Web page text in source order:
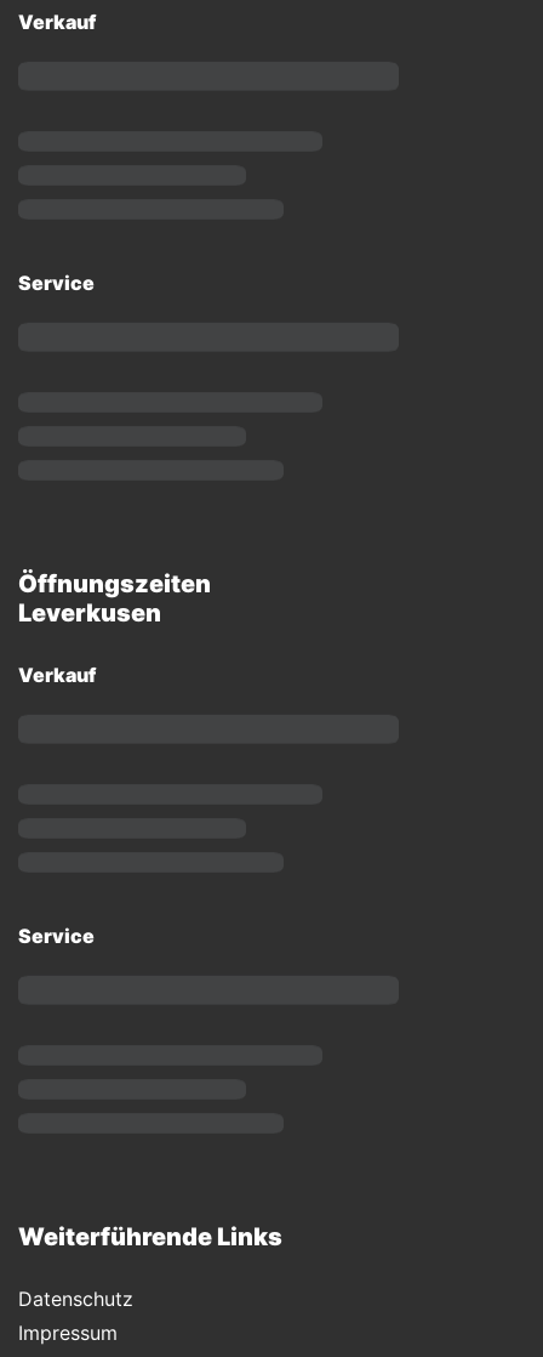
Verkauf
Service
Öffnungszeiten
Leverkusen
Verkauf
Service
Weiterführende Links
Datenschutz
Impressum